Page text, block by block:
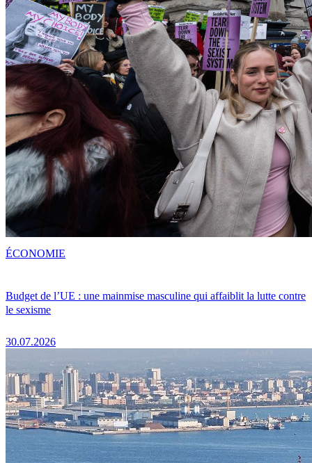
Budget de l’UE : une mainmise masculine qui affaiblit la lutte contre
le sexisme
30.07.2026
ÉCONOMIE